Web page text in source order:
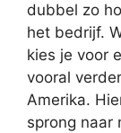
dubbel zo
het bedrijf.
kies je voor
vooral
Amerika.
sprong naar